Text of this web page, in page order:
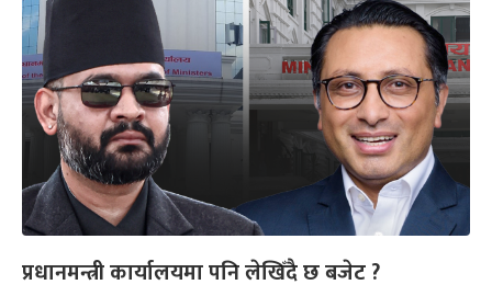
प्रधानमन्त्री कार्यालयमा पनि लेखिँदै छ बजेट ?